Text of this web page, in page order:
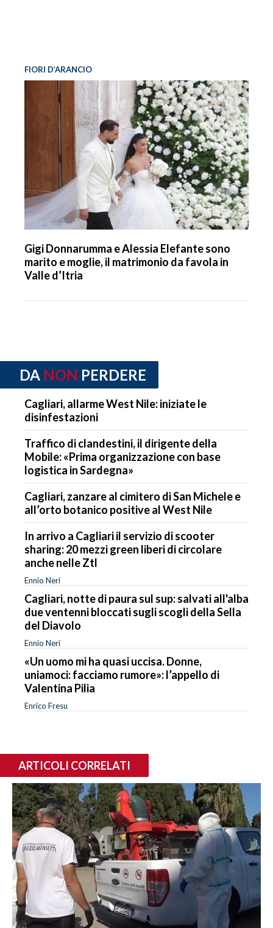
FIORI D’ARANCIO
Gigi Donnarumma e Alessia Elefante sono
marito e moglie, il matrimonio da favola in
Valle d’Itria
DA NON PERDERE
Cagliari, allarme West Nile: iniziate le
disinfestazioni
Traffico di clandestini, il dirigente della
Mobile: «Prima organizzazione con base
logistica in Sardegna»
Cagliari, zanzare al cimitero di San Michele e
all’orto botanico positive al West Nile
In arrivo a Cagliari il servizio di scooter
sharing: 20 mezzi green liberi di circolare
anche nelle Ztl
Ennio Neri
Cagliari, notte di paura sul sup: salvati all'alba
due ventenni bloccati sugli scogli della Sella
del Diavolo
Ennio Neri
«Un uomo mi ha quasi uccisa. Donne,
uniamoci: facciamo rumore»: l’appello di
Valentina Pilia
Enrico Fresu
ARTICOLI CORRELATI